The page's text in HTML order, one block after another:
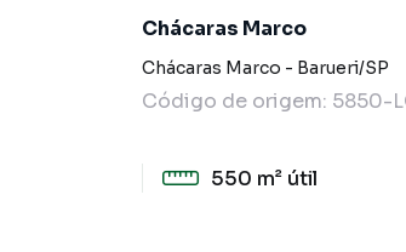
Chácaras Marco
Chácaras Marco - Barueri/SP
Código de origem: 5850-
550 m² útil